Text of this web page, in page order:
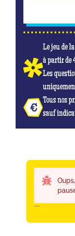
Le jeu de
à partir de
Les
Tous nos
sauf
```